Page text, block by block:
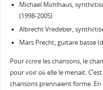
Michael Mühlhaus,
(1998-2005)
Albrecht Vredeber,
Mars Precht, guitare basse
Pour écrire les chansons, le
pour voir où elle le menait.
chansons prennaient forme.